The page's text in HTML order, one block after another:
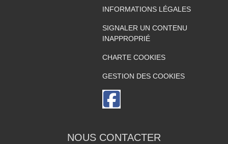
INFORMATIONS LÉGALES
SIGNALER UN CONTENU
INAPPROPRIÉ
CHARTE COOKIES
GESTION DES COOKIES
NOUS CONTACTER